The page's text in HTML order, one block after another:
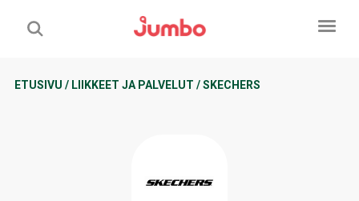
ETUSIVU / LIIKKEET JA PALVELUT /SKECHERS